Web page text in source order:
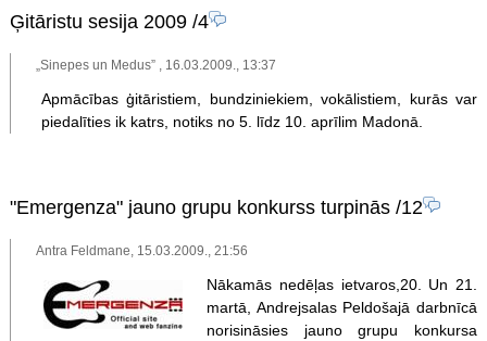
Ģitāristu sesija 2009/4
„Sinepes un Medus” , 16.03.2009., 13:37
Apmācības ģitāristiem, bundziniekiem, vokālistiem, kurās var
piedalīties ik katrs, notiks no 5. līdz 10. aprīlim Madonā.
"Emergenza" jauno grupu konkurss turpinās/12
Antra Feldmane, 15.03.2009., 21:56
Nākamās nedēļas ietvaros,20. Un 21.
martā, Andrejsalas Peldošajā darbnīcā
norisināsies jauno grupu konkursa